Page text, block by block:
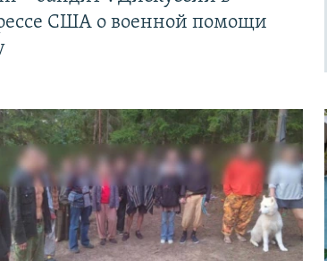
США о военной помощи